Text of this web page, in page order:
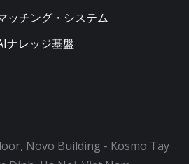
ッチング・システム
ナレッジ基盤
Novo Building - Kosmo Tay